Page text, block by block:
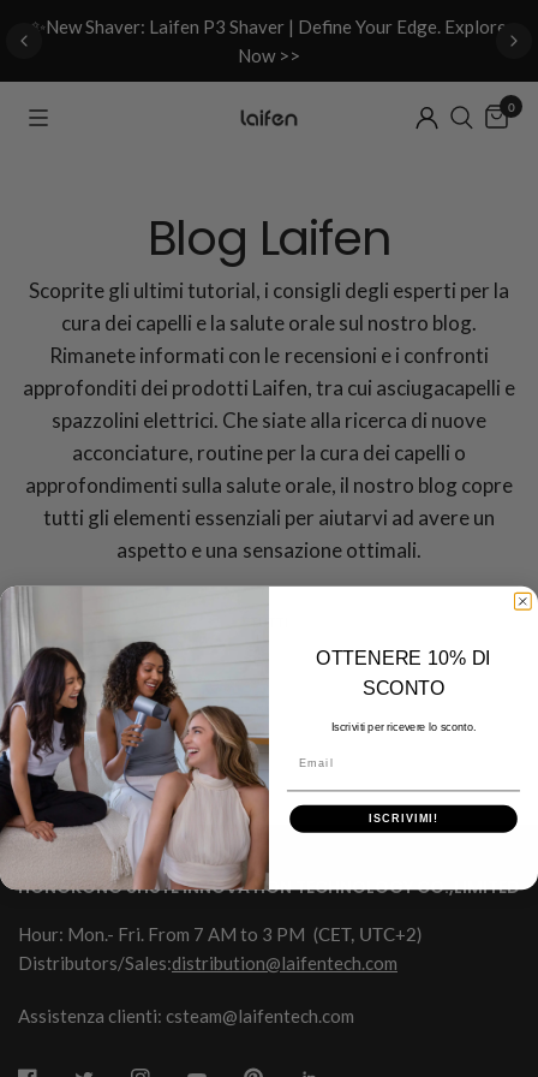
✨New Shaver: Laifen P3 Shaver | Define Your Edge. Explore
Now >>
0
Blog Laifen
Scoprite gli ultimi tutorial, i consigli degli esperti per la
cura dei capelli e la salute orale sul nostro blog.
Rimanete informati con le recensioni e i confronti
approfonditi dei prodotti Laifen, tra cui asciugacapelli e
spazzolini elettrici. Che siate alla ricerca di nuove
acconciature, routine per la cura dei capelli o
approfondimenti sulla salute orale, il nostro blog copre
tutti gli elementi essenziali per aiutarvi ad avere un
aspetto e una sensazione ottimali.
HONGKONG SHUYE INNOVATION TECHNOLOGY CO.,LIMITED
Hour: Mon.- Fri. From 7 AM to 3 PM (CET, UTC+2)
Distributors/Sales:distribution@laifentech.com
Assistenza clienti: csteam@laifentech.com
OTTENERE 10% DI
SCONTO
Iscriviti per ricevere lo sconto.
ISCRIVIMI!